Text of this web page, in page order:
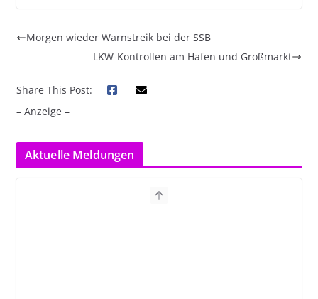
Morgen wieder Warnstreik bei der SSB
LKW-Kontrollen am Hafen und Großmarkt
Share This Post:
– Anzeige –
Aktuelle Meldungen